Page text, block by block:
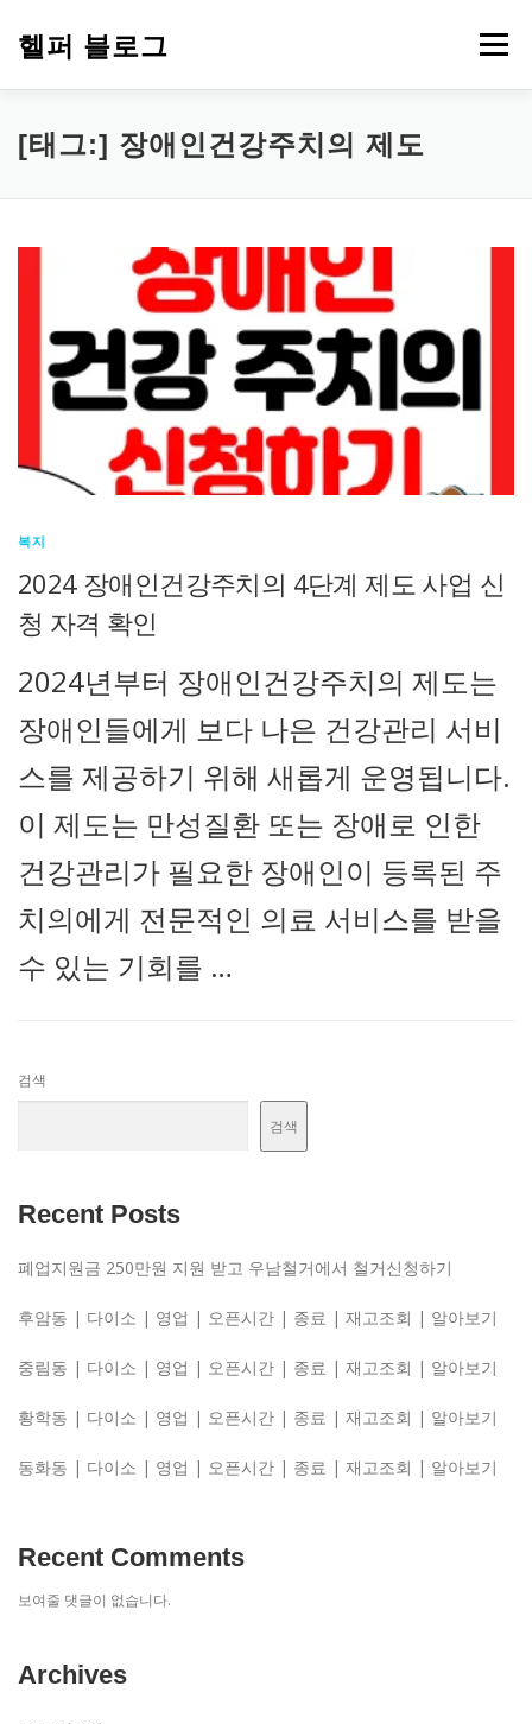
헬퍼 블로그 메뉴
워드프레스 복지 챗GPT PDF 파일 변환
[태그:] 장애인건강주치의 제도
복지
2024 장애인건강주치의 4단계 제도 사업 신
청 자격 확인
2024년부터 장애인건강주치의 제도는
장애인들에게 보다 나은 건강관리 서비
스를 제공하기 위해 새롭게 운영됩니다.
이 제도는 만성질환 또는 장애로 인한
건강관리가 필요한 장애인이 등록된 주
치의에게 전문적인 의료 서비스를 받을
수 있는 기회를 …
검색
검색
Recent Posts
폐업지원금 250만원 지원 받고 우남철거에서 철거신청하기
후암동 | 다이소 | 영업 | 오픈시간 | 종료 | 재고조회 | 알아보기
중림동 | 다이소 | 영업 | 오픈시간 | 종료 | 재고조회 | 알아보기
황학동 | 다이소 | 영업 | 오픈시간 | 종료 | 재고조회 | 알아보기
동화동 | 다이소 | 영업 | 오픈시간 | 종료 | 재고조회 | 알아보기
Recent Comments
보여줄 댓글이 없습니다.
Archives